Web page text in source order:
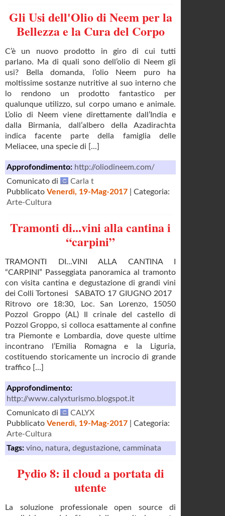
Gli Usi dell'Olio di Neem per la
Bellezza e la Cura del Corpo
C’è un nuovo prodotto in giro di cui tutti
parlano. Ma di quali sono dell’olio di Neem gli
usi? Bella domanda, l’olio Neem puro ha
moltissime sostanze nutritive al suo interno che
lo rendono un prodotto fantastico per
qualunque utilizzo, sul corpo umano e animale.
L’olio di Neem viene direttamente dall’India e
dalla Birmania, dall’albero della Azadirachta
indica facente parte della famiglia delle
Meliacee, una specie di [...]
Approfondimento: http://oliodineem.com/
Comunicato di
Carla t
Pubblicato Venerdì, 19-Mag-2017 | Categoria:
Arte-Cultura
Tramonti di...vini alla cantina i
“carpini”
TRAMONTI DI...VINI ALLA CANTINA I
“CARPINI” Passeggiata panoramica al tramonto
con visita cantina e degustazione di grandi vini
dei Colli Tortonesi SABATO 17 GIUGNO 2017
Ritrovo ore 18:30, Loc. San Lorenzo, 15050
Pozzol Groppo (AL) Il crinale del castello di
Pozzol Groppo, si colloca esattamente al confine
tra Piemonte e Lombardia, dove queste ultime
incontrano l’Emilia Romagna e la Liguria,
costituendo storicamente un incrocio di grande
traffico [...]
Approfondimento:
http://www.calyxturismo.blogspot.it
Comunicato di
CALYX
Pubblicato Venerdì, 19-Mag-2017 | Categoria:
Arte-Cultura
Tags: vino, natura, degustazione, camminata
Pydio 8: il cloud a portata di
utente
La soluzione professionale open source di